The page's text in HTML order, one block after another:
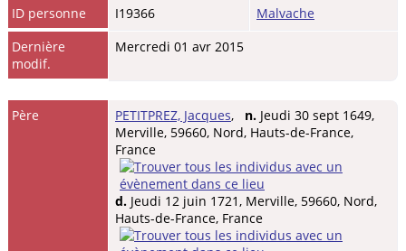
ID personne I19366
Malvache
Dernière
modif.
Mercredi 01 avr 2015
Père PETITPREZ, Jacques, n. Jeudi 30 sept 1649,
Merville, 59660, Nord, Hauts-de-France,
France
d. Jeudi 12 juin 1721, Merville, 59660, Nord,
Hauts-de-France, France